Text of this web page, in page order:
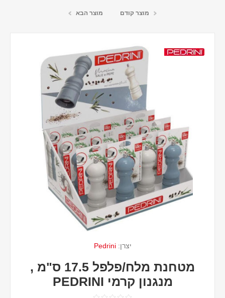
מוצר קודם מוצר הבא
יצרן: Pedrini
מטחנת מלח/פלפל 17.5 ס"מ ,
מנגנון קרמי PEDRINI